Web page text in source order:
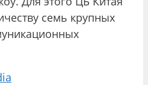
семь крупных